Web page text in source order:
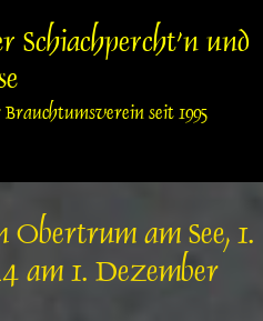
Schiachpercht'n und
seit 1995
am See, 1.
am 1. Dezember